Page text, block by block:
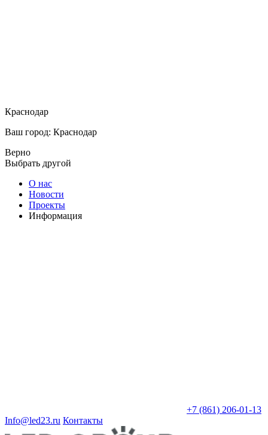
Краснодар
Ваш город: Краснодар
Верно
Выбрать другой
О нас
Новости
Проекты
Информация
+7 (861) 206-01-13
Info@led23.ru Контакты